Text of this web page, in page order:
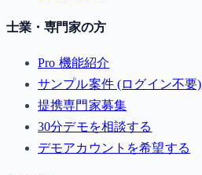
士業・専門家の方
Pro 機能紹介
サンプル案件 (ログイン不要)
提携専門家募集
30分デモを相談する
デモアカウントを希望する